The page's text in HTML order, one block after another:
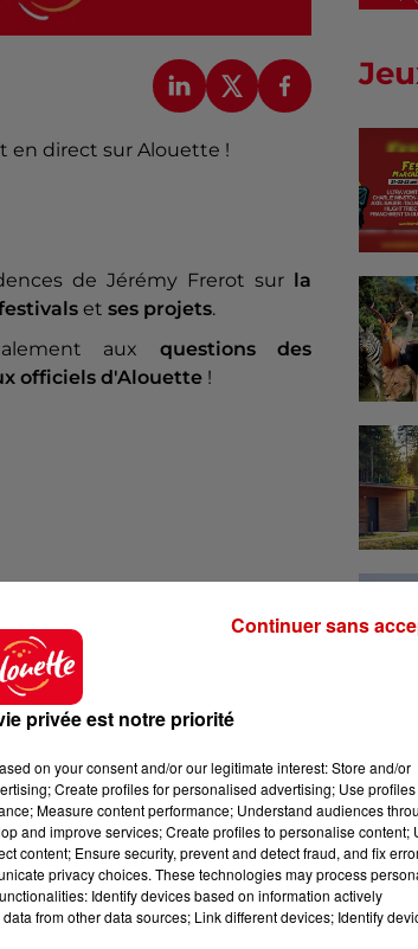
en direct sur Alouette !
de Jérémy Frerot sur la
et ses projets.
aux questions des
officiels d'Alouette !
privée est notre priorité
on your consent and/or our legitimate interest: Store and/or
Create profiles for personalised advertising; Use profiles
Measure content performance; Understand audiences
and improve services; Create profiles to personalise content;
content; Ensure security, prevent and detect fraud, and fix
privacy choices. These technologies may process
Identify devices based on information actively
from other data sources; Link different devices; Identify
Continuer sans